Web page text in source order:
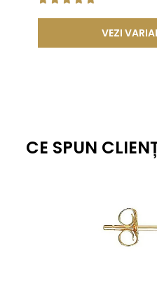
VEZI
CE SPUN